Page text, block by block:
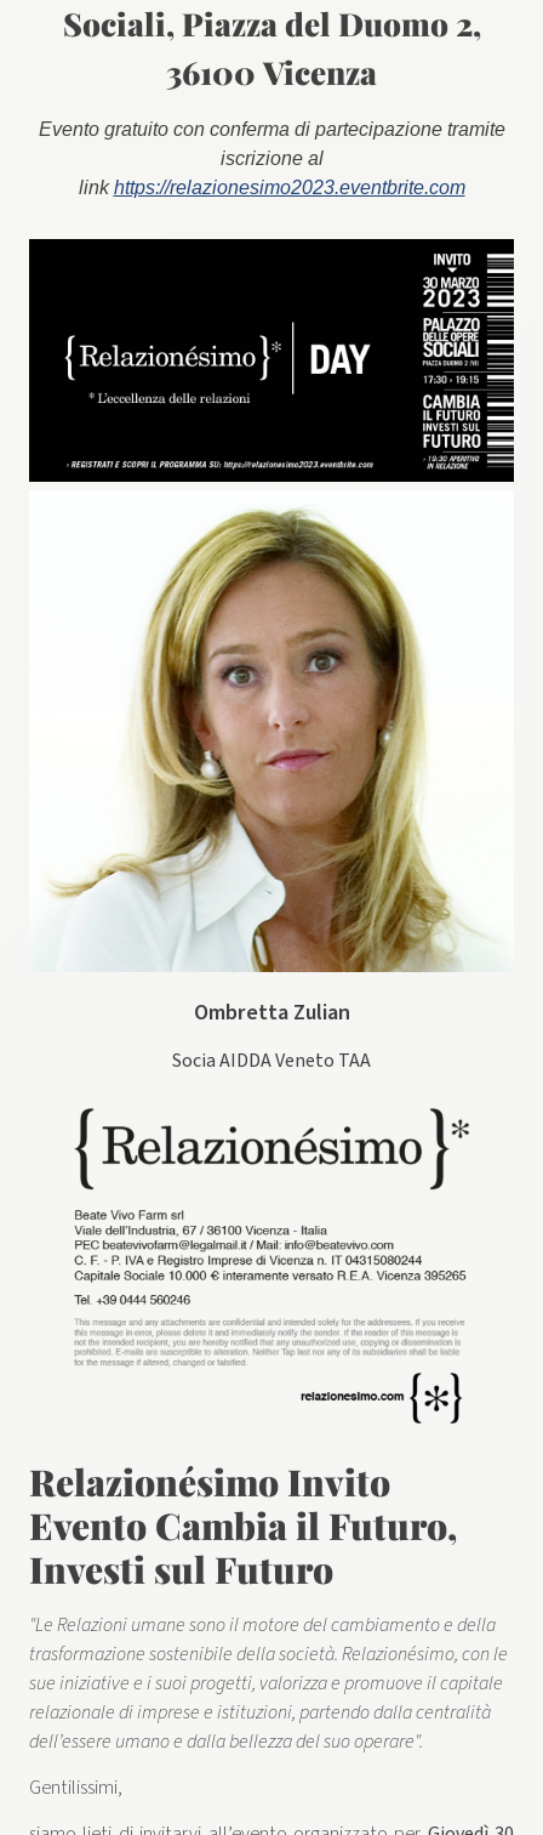
Sociali, Piazza del Duomo 2,
36100 Vicenza
​Evento gratuito con conferma di partecipazione tramite
iscrizione al
linkhttps://relazionesimo2023.eventbrite.com
Ombretta Zulian
Socia AIDDA Veneto TAA
Relazionésimo Invito
Evento Cambia il Futuro,
Investi sul Futuro
"Le Relazioni umane sono il motore del cambiamento e della
trasformazione sostenibile della società. Relazionésimo, con le
sue iniziative e i suoi progetti, valorizza e promuove il capitale
relazionale di imprese e istituzioni, partendo dalla centralità
dell’essere umano e dalla bellezza del suo operare".
Gentilissimi,